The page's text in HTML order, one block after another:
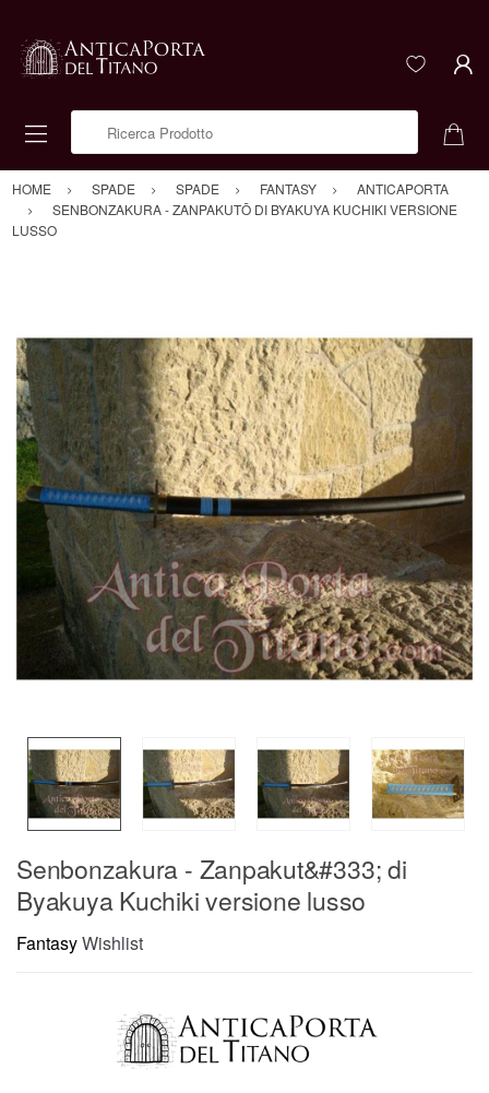
HOME SPADE SPADE FANTASY
ANTICAPORTA
SENBONZAKURA - ZANPAKUTŌ DI BYAKUYA KUCHIKI VERSIONE
LUSSO
Senbonzakura - Zanpakut&#333; di
Byakuya Kuchiki versione lusso
FantasyWishlist